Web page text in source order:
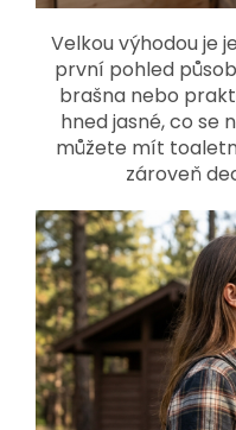
Velkou výhodou je
první pohled
brašna nebo
hned jasné, co se
můžete mít
zároveň